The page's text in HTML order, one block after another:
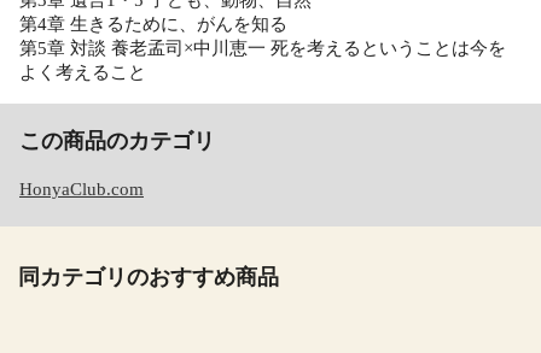
第4章 生きるために、がんを知る
第5章 対談 養老孟司×中川恵一 死を考えるということは今を
よく考えること
この商品のカテゴリ
HonyaClub.com
同カテゴリのおすすめ商品